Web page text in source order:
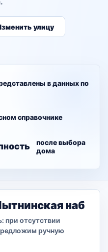
улицу
в данных по
справочнике
после выбора
дома
наб
отсутствии
ручную